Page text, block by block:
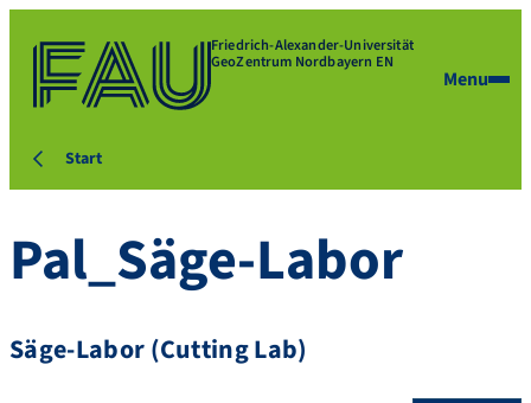
Friedrich-Alexander-Universität
GeoZentrum Nordbayern EN
Menu
Start
Pal_Säge-Labor
Säge-Labor (Cutting Lab)